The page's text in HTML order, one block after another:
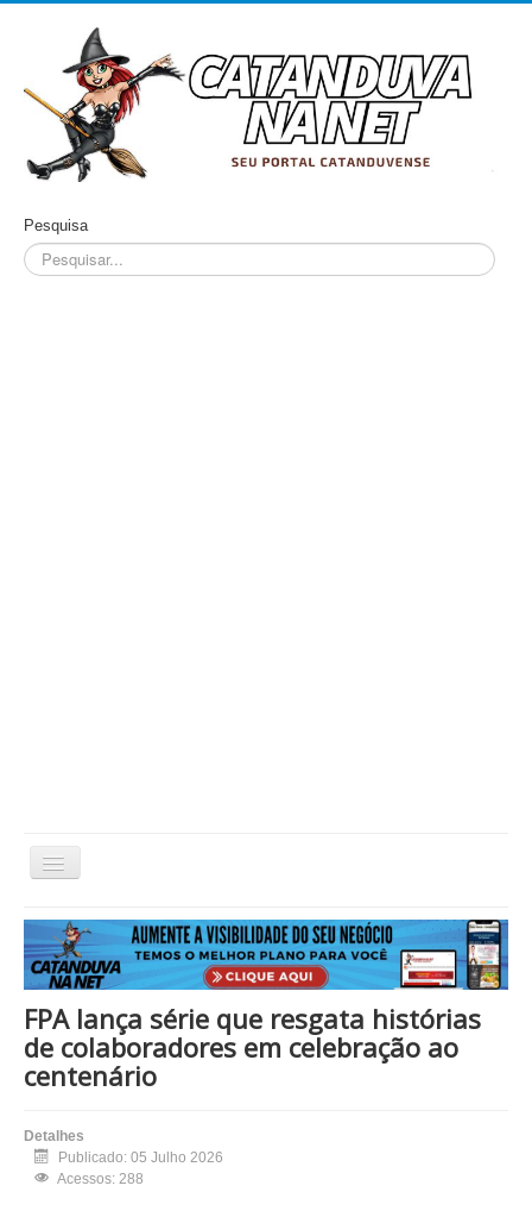
Pesquisa
Alternar
Home Cidade Cultura Economia Educação
Esportes Eventos Filmes em Cartaz Região
Política Saúde Tecnologia Cinema / Série / TV
Nacional / Mundo Vida / Estilo Artigo / Coluna
FPA lança série que resgata histórias
de colaboradores em celebração ao
centenário
Detalhes
Publicado: 05 Julho 2026
Acessos: 288